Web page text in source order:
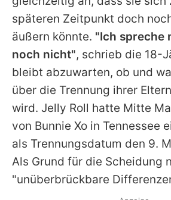
späteren Zeitpunkt doch
äußern könnte. "Ich spreche
noch nicht", schrieb die 18-
bleibt abzuwarten, ob und
über die Trennung ihrer
wird. Jelly Roll hatte Mitte
von Bunnie Xo in Tennessee
als Trennungsdatum den 9.
Als Grund für die Scheidung
"unüberbrückbare